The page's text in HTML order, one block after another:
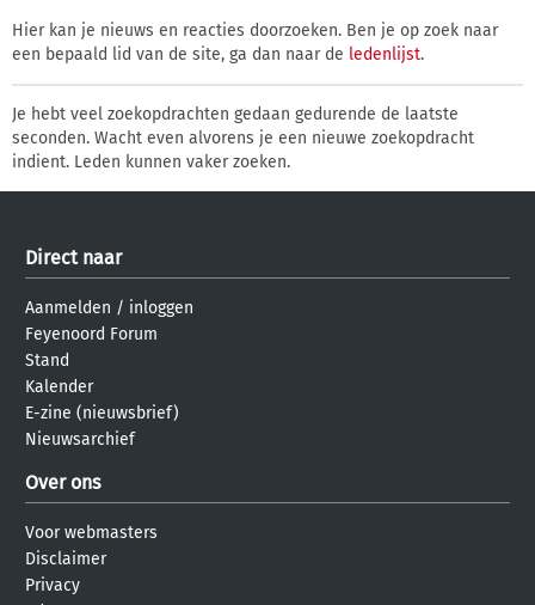
Hier kan je nieuws en reacties doorzoeken. Ben je op zoek naar
een bepaald lid van de site, ga dan naar de ledenlijst.
Je hebt veel zoekopdrachten gedaan gedurende de laatste
seconden. Wacht even alvorens je een nieuwe zoekopdracht
indient. Leden kunnen vaker zoeken.
Direct naar
Aanmelden / inloggen
Feyenoord Forum
Stand
Kalender
E-zine (nieuwsbrief)
Nieuwsarchief
Over ons
Voor webmasters
Disclaimer
Privacy